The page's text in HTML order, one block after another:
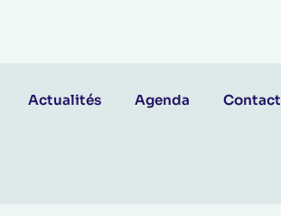
Actualités Agenda Contact